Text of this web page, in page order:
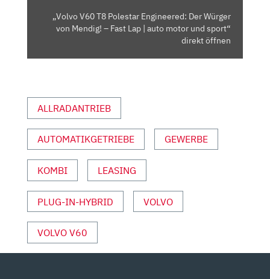
MENDIG!
MOTOR
UND
SPORT“
VON
ANZEIGEN
„Volvo V60 T8 Polestar Engineered: Der Würger
von Mendig! – Fast Lap | auto motor und sport“
direkt öffnen
ALLRADANTRIEB
AUTOMATIKGETRIEBE GEWERBE
KOMBI LEASING
PLUG-IN-HYBRID VOLVO
VOLVO V60